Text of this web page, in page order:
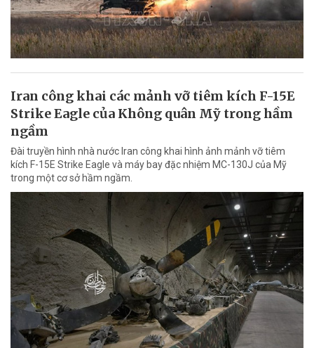
Iran công khai các mảnh vỡ tiêm kích F-15E
Strike Eagle của Không quân Mỹ trong hầm
ngầm
Đài truyền hình nhà nước Iran công khai hình ảnh mảnh vỡ tiêm
kích F-15E Strike Eagle và máy bay đặc nhiệm MC-130J của Mỹ
trong một cơ sở hầm ngầm.